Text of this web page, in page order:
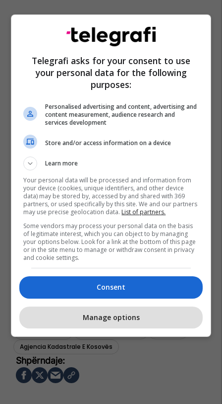
Agjencia Kadastrale E Kosovës
Telegrafi asks for your consent to use
your personal data for the following
purposes:
Personalised advertising and content, advertising and
content measurement, audience research and
services development
Store and/or access information on a device
Learn more
Your personal data will be processed and information from
your device (cookies, unique identifiers, and other device
data) may be stored by, accessed by and shared with 369
partners, or used specifically by this site. We and our partners
may use precise geolocation data. List of partners.
Some vendors may process your personal data on the basis
of legitimate interest, which you can object to by managing
your options below. Look for a link at the bottom of this page
or in the site menu to manage or withdraw consent in privacy
and cookie settings.
Consent
Manage options